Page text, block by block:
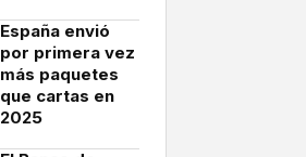
España envió
por primera vez
más paquetes
que cartas en
2025